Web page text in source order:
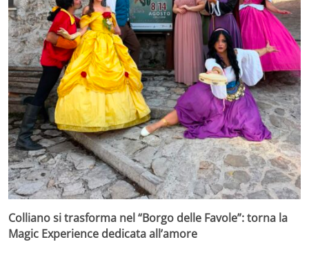
Colliano si trasforma nel “Borgo delle Favole”: torna la
Magic Experience dedicata all’amore